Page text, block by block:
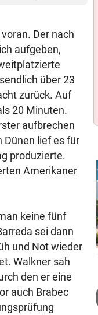
Der nach
aufgeben,
über 23
zurück. Auf
20 Minuten.
aufbrechen
Dünen lief es für
produzierte.
Amerikaner
keine fünf
sei dann
und Not wieder
Walkner sah
den er eine
auch Brabec